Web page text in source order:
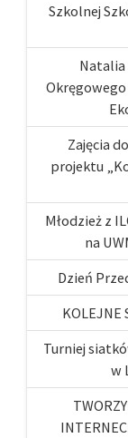
Szkolnej
Natalia
Zajęcia
projektu
Młodzież z
na
Dzień
KOLEJNE
Turniej
w